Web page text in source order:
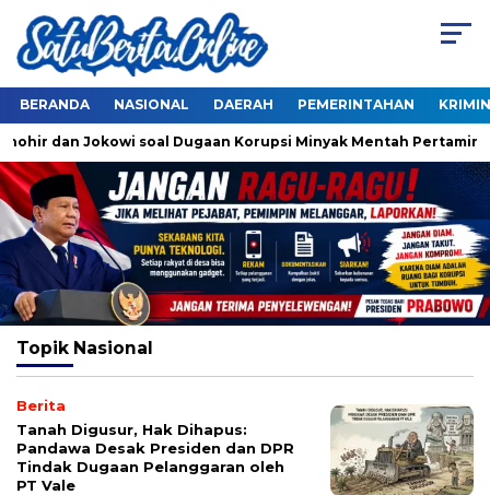
BERANDA NASIONAL DAERAH PEMERINTAHAN
dan Jokowi soal Dugaan Korupsi Minyak Mentah Pertamina
Topik Nasional
Berita
Tanah Digusur, Hak Dihapus:
Pandawa Desak Presiden dan DPR
Tindak Dugaan Pelanggaran oleh
PT Vale